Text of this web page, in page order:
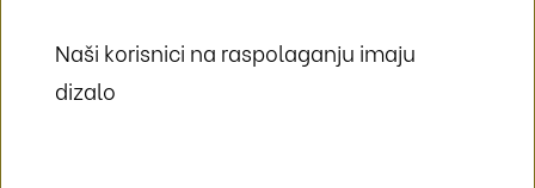
Naši korisnici na raspolaganju imaju
dizalo